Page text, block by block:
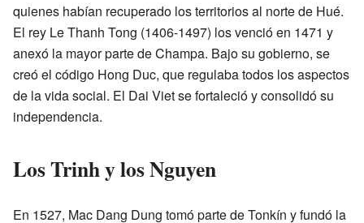
quienes habían recuperado los territorios al norte de Hué.
El rey Le Thanh Tong (1406-1497) los venció en 1471 y
anexó la mayor parte de Champa. Bajo su gobierno, se
creó el código Hong Duc, que regulaba todos los aspectos
de la vida social. El Dai Viet se fortaleció y consolidó su
independencia.
Los Trinh y los Nguyen
En 1527, Mac Dang Dung tomó parte de Tonkín y fundó la